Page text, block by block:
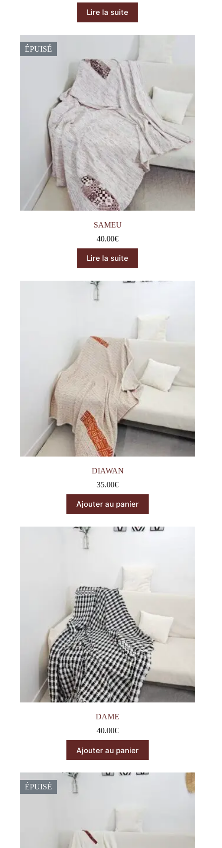
Lire la suite
ÉPUISÉ
SAMEU
40.00€
Lire la suite
DIAWAN
35.00€
Ajouter au panier
DAME
40.00€
Ajouter au panier
ÉPUISÉ